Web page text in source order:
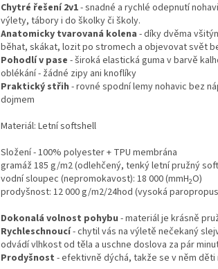
Chytré řešení 2v1- snadné a rychlé odepnutí
výlety, tábory i do školky či školy.
Anatomicky tvarovaná kolena - díky dvěma
běhat, skákat, lozit po stromech a objevovat svět
Pohodlí v pase - široká elastická guma v barvě
oblékání - žádné zipy ani knoflíky
Praktický střih - rovné spodní lemy nohavic bez
dojmem
Materiál: Letní softshell
Složení - 100% polyester + TPU membrána
gramáž 185 g/m2 (odlehčený, tenký letní pružný
vodní sloupec (nepromokavost): 18 000 (mmH2O)
prodyšnost: 12 000 g/m2/24hod (vysoká
Dokonalá volnost pohybu - materiál je krásně
Rychleschnoucí- chytil vás na výletě nečekaný
odvádí vlhkost od těla a uschne doslova za pár
Prodyšnost - efektivně dýchá, takže se v něm